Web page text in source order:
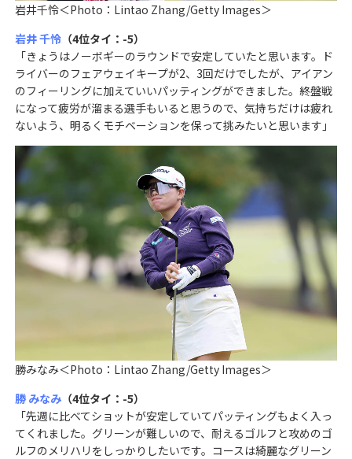
岩井千怜＜Photo：Lintao Zhang/Getty Images＞
岩井 千怜（4位タイ：-5）
「きょうはノーボギーのラウンドで安定していたと思います。ド
ライバーのフェアウェイキープが2、3回だけでしたが、アイアン
のフィーリングに加えていいパッティングができました。終盤戦
になって疲労が溜まる選手もいると思うので、気持ちだけは疲れ
ないよう、明るくモチベーションを保って挑みたいと思います」
勝みなみ＜Photo：Lintao Zhang/Getty Images＞
勝 みなみ（4位タイ：-5）
「先週に比べてショットが安定していてパッティングもよく入っ
てくれました。グリーンが難しいので、耐えるゴルフと攻めのゴ
ルフのメリハリをしっかりしたいです。コースは綺麗なグリーン